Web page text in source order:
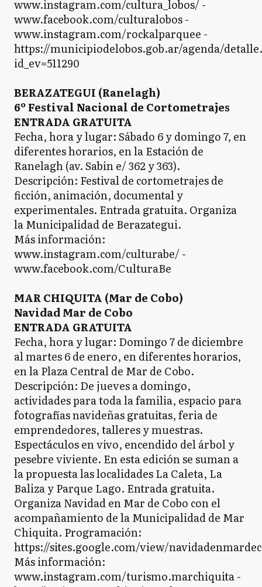
www.instagram.com/cultura_lobos/ -
www.facebook.com/culturalobos -
www.instagram.com/rockalparquee -
https://municipiodelobos.gob.ar/agenda/
id_ev=511290
BERAZATEGUI (Ranelagh)
6º Festival Nacional de Cortometrajes
ENTRADA GRATUITA
Fecha, hora y lugar: Sábado 6 y domingo 7, en
diferentes horarios, en la Estación de
Ranelagh (av. Sabin e/ 362 y 363).
Descripción: Festival de cortometrajes de
ficción, animación, documental y
experimentales. Entrada gratuita. Organiza
la Municipalidad de Berazategui.
Más información:
www.instagram.com/culturabe/ -
www.facebook.com/CulturaBe
MAR CHIQUITA (Mar de Cobo)
Navidad Mar de Cobo
ENTRADA GRATUITA
Fecha, hora y lugar: Domingo 7 de diciembre
al martes 6 de enero, en diferentes horarios,
en la Plaza Central de Mar de Cobo.
Descripción: De jueves a domingo,
actividades para toda la familia, espacio para
fotografías navideñas gratuitas, feria de
emprendedores, talleres y muestras.
Espectáculos en vivo, encendido del árbol y
pesebre viviente. En esta edición se suman a
la propuesta las localidades La Caleta, La
Baliza y Parque Lago. Entrada gratuita.
Organiza Navidad en Mar de Cobo con el
acompañamiento de la Municipalidad de Mar
Chiquita. Programación:
https://sites.google.com/view/
Más información:
www.instagram.com/turismo.marchiquita -